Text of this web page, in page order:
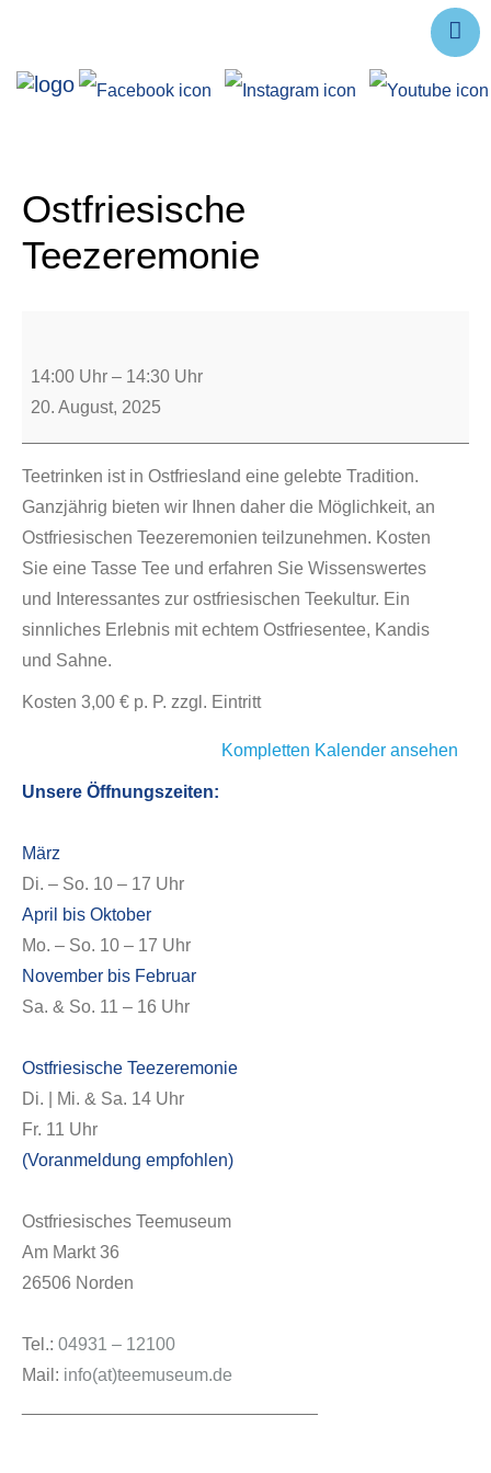
Forschung
Service
Ostfriesische
Teezeremonie
14:00 Uhr – 14:30 Uhr
20. August, 2025
Teetrinken ist in Ostfriesland eine gelebte Tradition.
Ganzjährig bieten wir Ihnen daher die Möglichkeit, an
Ostfriesischen Teezeremonien teilzunehmen. Kosten
Sie eine Tasse Tee und erfahren Sie Wissenswertes
und Interessantes zur ostfriesischen Teekultur. Ein
sinnliches Erlebnis mit echtem Ostfriesentee, Kandis
und Sahne.
Kosten 3,00 € p. P. zzgl. Eintritt
Kompletten Kalender ansehen
Unsere Öffnungszeiten:
März
Di. – So. 10 – 17 Uhr
April bis Oktober
Mo. – So. 10 – 17 Uhr
November bis Februar
Sa. & So. 11 – 16 Uhr
Ostfriesische Teezeremonie
Di. | Mi. & Sa. 14 Uhr
Fr. 11 Uhr
(Voranmeldung empfohlen)
Ostfriesisches Teemuseum
Am Markt 36
26506 Norden
Tel.: 04931 – 12100
Mail: info(at)teemuseum.de